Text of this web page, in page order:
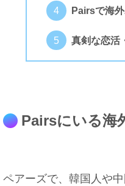
Pairsで海
真剣な恋活
Pairsにいる海
ペアーズで、韓国人や